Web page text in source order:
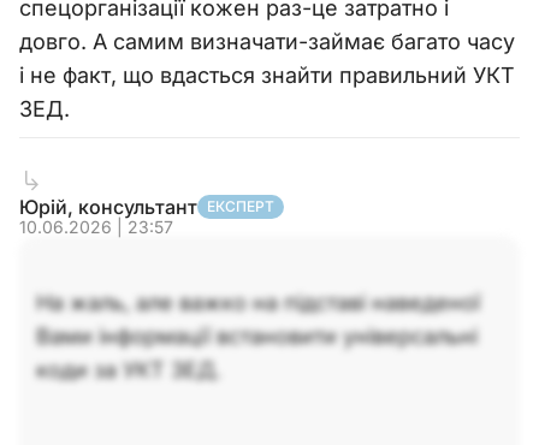
спецорганізації кожен раз-це затратно і
довго. А самим визначати-займає багато часу
і не факт, що вдасться знайти правильний УКТ
ЗЕД.
Юрій, консультант ЕКСПЕРТ
10.06.2026 | 23:57
На жаль, але важко на підставі наведеної
Вами інформації встановити універсальні
коди за УКТ ЗЕД.